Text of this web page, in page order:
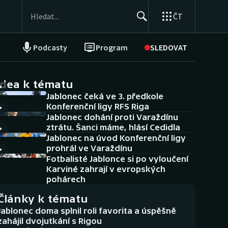
ČT
Podcasty Program SLEDOVAT
NEPŘEHLÉDNĚTE
Historické návraty
Aplikace ČT sport
AZ kvíz
k tématu
Jablonec čeká ve 3. předkole
Konferenční ligy RFS Riga
Jablonec dohání proti Varaždínu
ztrátu. Šanci máme, hlásí Cedidla
Jablonec na úvod Konferenční ligy
prohrál ve Varaždínu
Fotbalisté Jablonce si po vyloučení
Karviné zahrají v evropských
pohárech
k tématu
doma splnil roli favorita a úspěšně
dvojutkání s Rigou